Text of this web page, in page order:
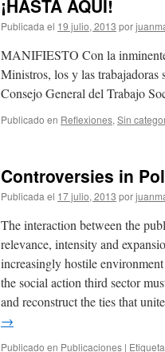
¡HASTA AQUÍ!
Publicada el 19 julio, 2013 por
MANIFIESTO Con la
Ministros, los y las
Consejo General del Trabajo
Publicado en Reflexiones, Sin
Controversies in
Publicada el 17 julio, 2013 por
The interaction between the
relevance, intensity and
increasingly hostile
the social action third sector
and reconstruct the ties that
→
Publicado en Publicaciones |